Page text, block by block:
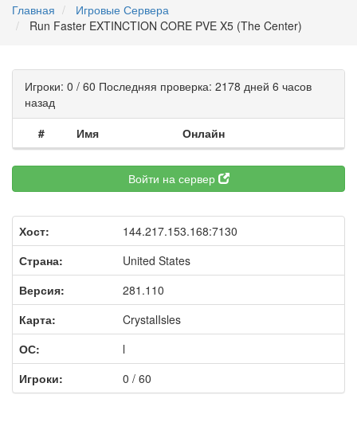
Главная
Игровые Сервера
Run Faster EXTINCTION CORE PVE X5 (The Center)
Игроки: 0 / 60 Последняя проверка: 2178 дней 6 часов
назад
#
Имя Онлайн
Войти на сервер
Хост:
144.217.153.168:7130
Страна:
United States
Версия:
281.110
Карта:
CrystalIsles
ОС:
l
Игроки:
0 / 60